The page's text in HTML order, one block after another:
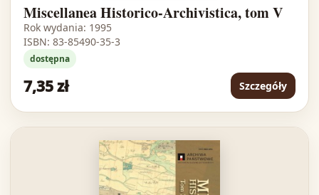
Miscellanea Historico-Archivistica, tom V
Rok wydania: 1995
ISBN: 83-85490-35-3
dostępna
7,35 zł Szczegóły